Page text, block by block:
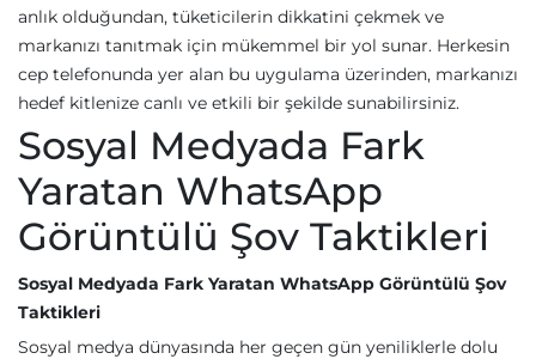
anlık olduğundan, tüketicilerin dikkatini çekmek ve
markanızı tanıtmak için mükemmel bir yol sunar. Herkesin
cep telefonunda yer alan bu uygulama üzerinden, markanızı
hedef kitlenize canlı ve etkili bir şekilde sunabilirsiniz.
Sosyal Medyada Fark
Yaratan WhatsApp
Görüntülü Şov Taktikleri
Sosyal Medyada Fark Yaratan WhatsApp Görüntülü Şov
Taktikleri
Sosyal medya dünyasında her geçen gün yeniliklerle dolu